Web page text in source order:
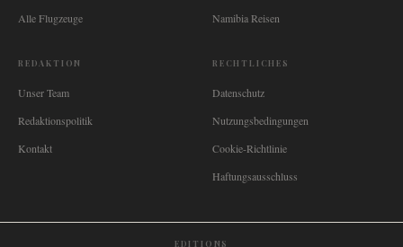
Alle Flugzeuge
Namibia Reisen
REDAKTION
Unser Team
Redaktionspolitik
Kontakt
RECHTLICHES
Datenschutz
Nutzungsbedingungen
Cookie-Richtlinie
Haftungsausschluss
EDITIONS